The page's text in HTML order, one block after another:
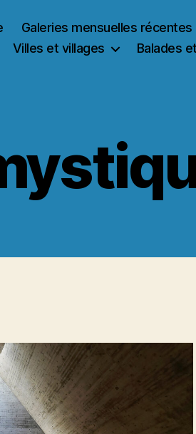
Galeries mensuelles récentes
Villes et villages
Balades